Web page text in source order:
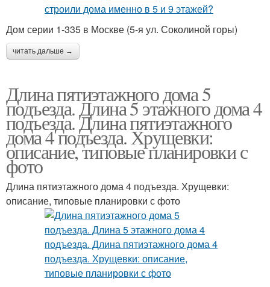
Дом серии 1-335 в Москве (5-я ул. Соколиной горы)
читать дальше →
Длина пятиэтажного дома 5
подъезда. Длина 5 этажного дома 4
подъезда. Длина пятиэтажного
дома 4 подъезда. Хрущевки:
описание, типовые планировки с
фото
Длина пятиэтажного дома 4 подъезда. Хрущевки:
описание, типовые планировки с фото